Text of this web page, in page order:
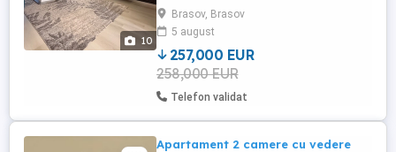
10
utilat,acesta beneficiază de finisaje
moderne si are clasa energetica A. Locatia
apartamentului este cu acces ...
Brasov, Brasov
5 august
257,000 EUR
258,000 EUR
Telefon validat
Apartament 2 camere cu vedere